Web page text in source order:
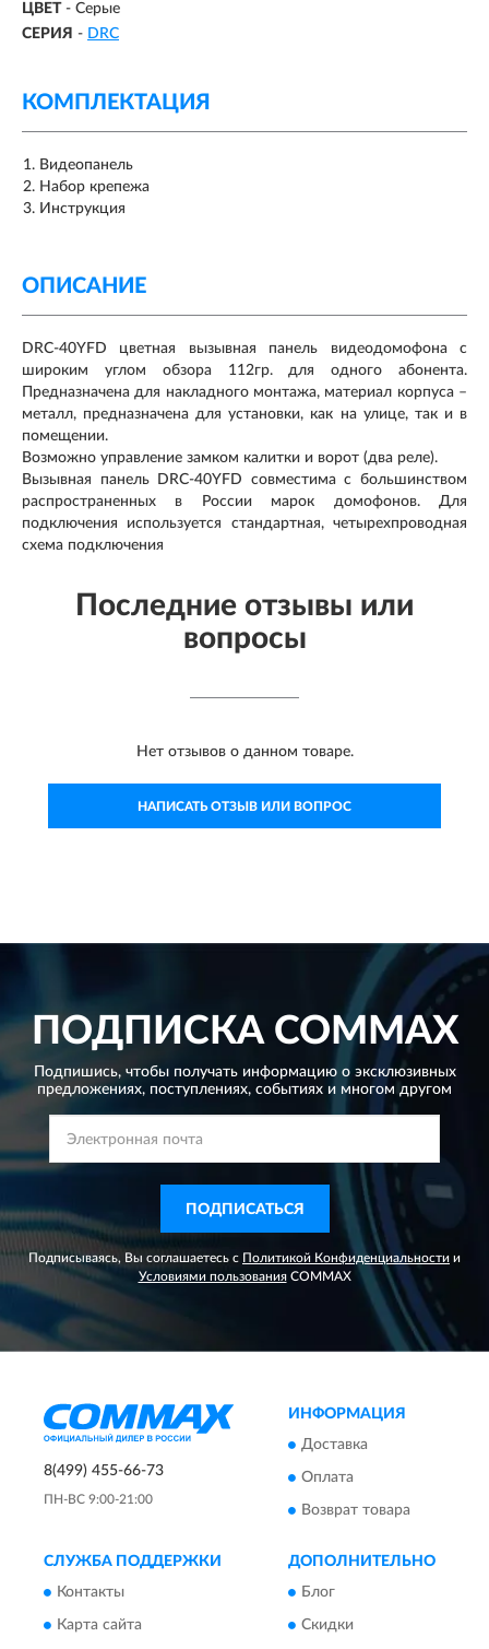
ЦВЕТ - Серые
СЕРИЯ - DRC
КОМПЛЕКТАЦИЯ
Видеопанель
Набор крепежа
Инструкция
ОПИСАНИЕ
DRC-40YFD цветная вызывная панель видеодомофона с
широким углом обзора 112гр. для одного абонента.
Предназначена для накладного монтажа, материал корпуса –
металл, предназначена для установки, как на улице, так и в
помещении.
Возможно управление замком калитки и ворот (два реле).
Вызывная панель DRC-40YFD совместима с большинством
распространенных в России марок домофонов. Для
подключения используется стандартная, четырехпроводная
схема подключения
Последние отзывы или
вопросы
Нет отзывов о данном товаре.
НАПИСАТЬ ОТЗЫВ ИЛИ ВОПРОС
ПОДПИСКАCOMMAX
Подпишись, чтобы получать информацию о эксклюзивных
предложениях, поступлениях, событиях и многом другом
ПОДПИСАТЬСЯ
Подписываясь, Вы соглашаетесь с Политикой Конфиденциальности и
Условиями пользованияCOMMAX
8(499) 455-66-73
ПН-ВС 9:00-21:00
ИНФОРМАЦИЯ
Доставка
Оплата
Возврат товара
СЛУЖБА ПОДДЕРЖКИ
Контакты
Карта сайта
ДОПОЛНИТЕЛЬНО
Блог
Скидки